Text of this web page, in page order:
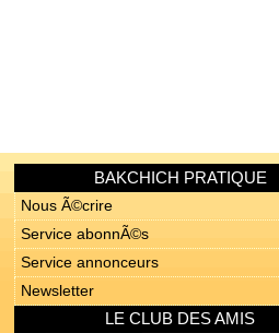
BAKCHICH PRATIQUE
Nous Ã©crire
Service abonnÃ©s
Service annonceurs
Newsletter
LE CLUB DES AMIS